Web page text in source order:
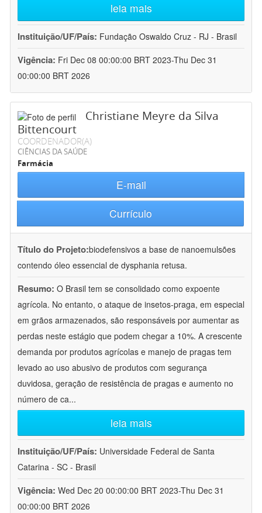
leia mais
Instituição/UF/País: Fundação Oswaldo Cruz - RJ - Brasil
Vigência: Fri Dec 08 00:00:00 BRT 2023-Thu Dec 31
00:00:00 BRT 2026
Christiane Meyre da Silva
Bittencourt
COORDENADOR(A)
CIÊNCIAS DA SAÚDE
Farmácia
E-mail
Currículo
Título do Projeto:biodefensivos a base de nanoemulsões
contendo óleo essencial de dysphania retusa.
Resumo: O Brasil tem se consolidado como expoente
agrícola. No entanto, o ataque de insetos-praga, em especial
em grãos armazenados, são responsáveis por aumentar as
perdas neste estágio que podem chegar a 10%. A crescente
demanda por produtos agrícolas e manejo de pragas tem
levado ao uso abusivo de produtos com segurança
duvidosa, geração de resistência de pragas e aumento no
número de ca...
leia mais
Instituição/UF/País: Universidade Federal de Santa
Catarina - SC - Brasil
Vigência: Wed Dec 20 00:00:00 BRT 2023-Thu Dec 31
00:00:00 BRT 2026